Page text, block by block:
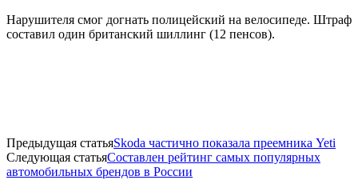
Нарушителя смог догнать полицейский на велосипеде. Штраф
составил один британский шиллинг (12 пенсов).
Предыдущая статьяSkoda частично показала преемника Yeti
Следующая статьяСоставлен рейтинг самых популярных
автомобильных брендов в России